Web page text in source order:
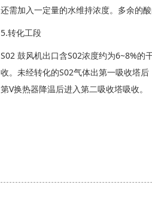
还需加入一定量的水维持浓度。多余的
5.转化工段
S02 鼓风机出口含S02浓度约为6~8%的
收。未经转化的S02气体出第一吸收塔
第V换热器降温后进入第二吸收塔吸收。